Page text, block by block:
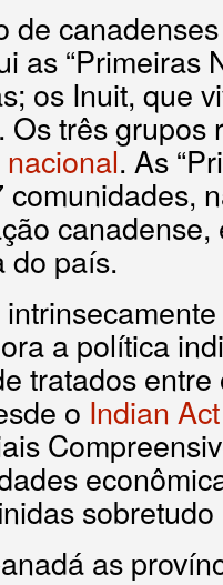
de
as “Primeiras
os Inuit, que
Os três
. As
do país.
a política
tratados
o Indian
as